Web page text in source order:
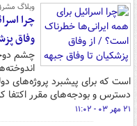
وبلاگ
چرا
وفاق
چشم
است که برای پیشبرد پروژه‌های
دسترس و بودجه‌های مقرر اکتفا
۲۱ مهر ۰۳ - ۱۱:۰۲